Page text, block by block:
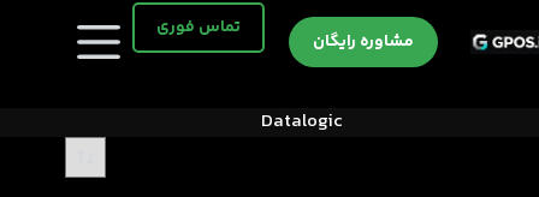
به
مشاوره رایگان
تماس فوری
Datalogic